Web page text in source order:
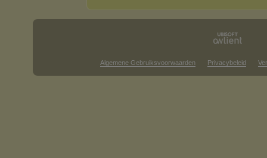
Algemene Gebruiksvoorwaarden Privacybeleid